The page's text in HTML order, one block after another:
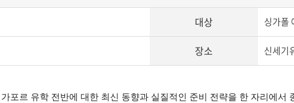
대상 싱가폴
장소 신세기
포르 유학 전반에 대한 최신 동향과 실질적인 준비 전략을 한 자리에서